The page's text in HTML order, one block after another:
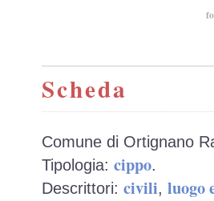
Scheda
Comune di Ortignano
Tipologia: cippo.
Descrittori: civili, luogo